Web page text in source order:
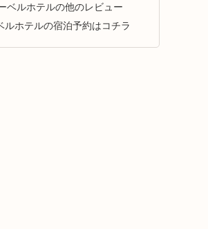
ベルホテルの他のレビュー
ルホテルの宿泊予約はコチラ